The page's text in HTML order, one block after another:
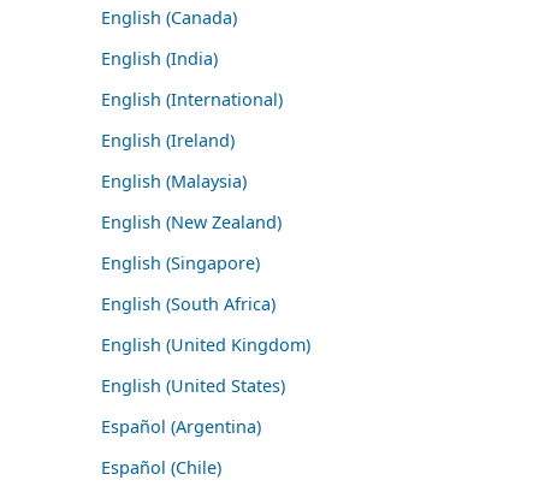
English (Canada)
English (India)
English (International)
English (Ireland)
English (Malaysia)
English (New Zealand)
English (Singapore)
English (South Africa)
English (United Kingdom)
English (United States)
Español (Argentina)
Español (Chile)